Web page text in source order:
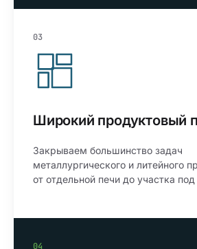
03
Широкий продуктовый
Закрываем большинство задач
металлургического и литейного
от отдельной печи до участка
04